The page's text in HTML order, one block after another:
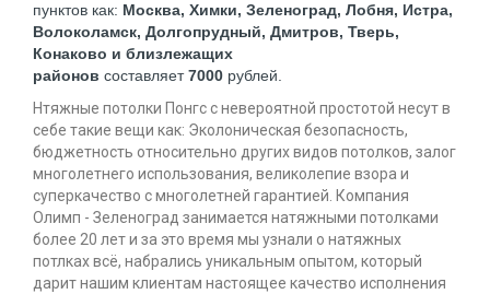
пунктов как: Москва, Химки, Зеленоград, Лобня, Истра,
Волоколамск, Долгопрудный, Дмитров, Тверь,
Конаково и близлежащих
районов составляет7000 рублей.
Нтяжные потолки Понгс с невероятной простотой несут в
себе такие вещи как: Эколоническая безопасность,
бюджетность относительно других видов потолков, залог
многолетнего использования, великолепие взора и
суперкачество с многолетней гарантией. Компания
Олимп - Зеленоград занимается натяжными потолками
более 20 лет и за это время мы узнали о натяжных
потлках всё, набрались уникальным опытом, который
дарит нашим клиентам настоящее качество исполнения